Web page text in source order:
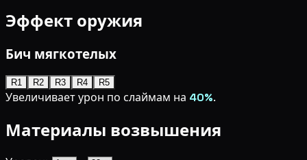
Эффект оружия
Бич мягкотелых
R1 R2 R3 R4 R5
Увеличивает урон по слаймам на 40%.
Материалы возвышения